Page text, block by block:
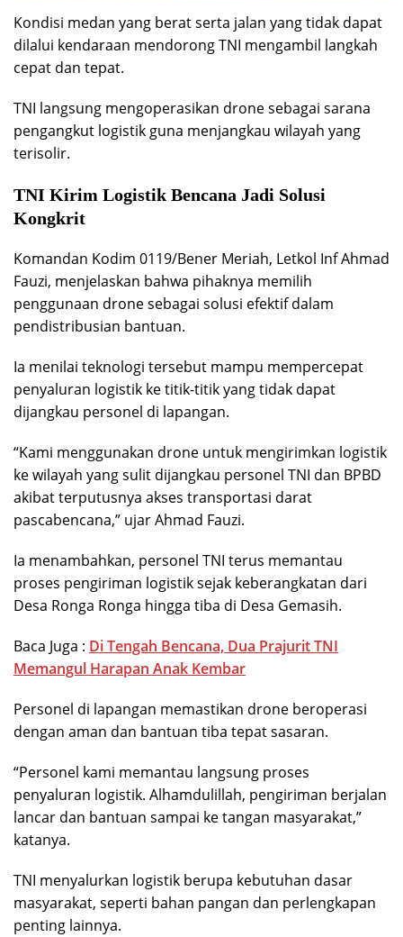
Kondisi medan yang berat serta jalan yang tidak dapat
dilalui kendaraan mendorong TNI mengambil langkah
cepat dan tepat.
TNI langsung mengoperasikan drone sebagai sarana
pengangkut logistik guna menjangkau wilayah yang
terisolir.
TNI Kirim Logistik Bencana Jadi Solusi
Kongkrit
Komandan Kodim 0119/Bener Meriah, Letkol Inf Ahmad
Fauzi, menjelaskan bahwa pihaknya memilih
penggunaan drone sebagai solusi efektif dalam
pendistribusian bantuan.
Ia menilai teknologi tersebut mampu mempercepat
penyaluran logistik ke titik-titik yang tidak dapat
dijangkau personel di lapangan.
“Kami menggunakan drone untuk mengirimkan logistik
ke wilayah yang sulit dijangkau personel TNI dan BPBD
akibat terputusnya akses transportasi darat
pascabencana,” ujar Ahmad Fauzi.
Ia menambahkan, personel TNI terus memantau
proses pengiriman logistik sejak keberangkatan dari
Desa Ronga Ronga hingga tiba di Desa Gemasih.
Baca Juga : Di Tengah Bencana, Dua Prajurit TNI
Memangul Harapan Anak Kembar
Personel di lapangan memastikan drone beroperasi
dengan aman dan bantuan tiba tepat sasaran.
“Personel kami memantau langsung proses
penyaluran logistik. Alhamdulillah, pengiriman berjalan
lancar dan bantuan sampai ke tangan masyarakat,”
katanya.
TNI menyalurkan logistik berupa kebutuhan dasar
masyarakat, seperti bahan pangan dan perlengkapan
penting lainnya.